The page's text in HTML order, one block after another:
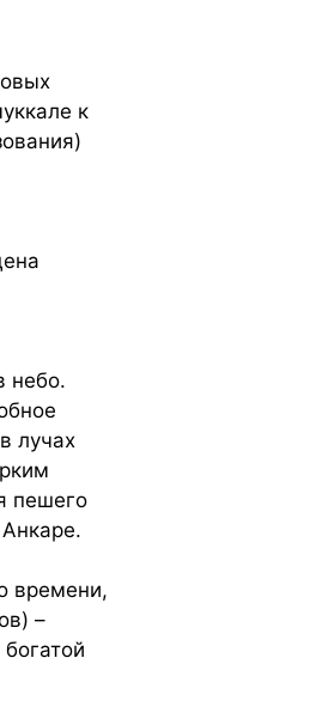
к
небо.
лучах
пешего
времени,
–